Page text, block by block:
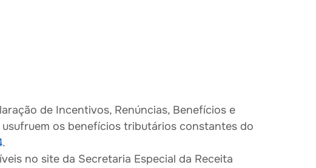
de Incentivos, Renúncias, Benefícios e
usufruem os benefícios tributários constantes do
.
no site da Secretaria Especial da Receita